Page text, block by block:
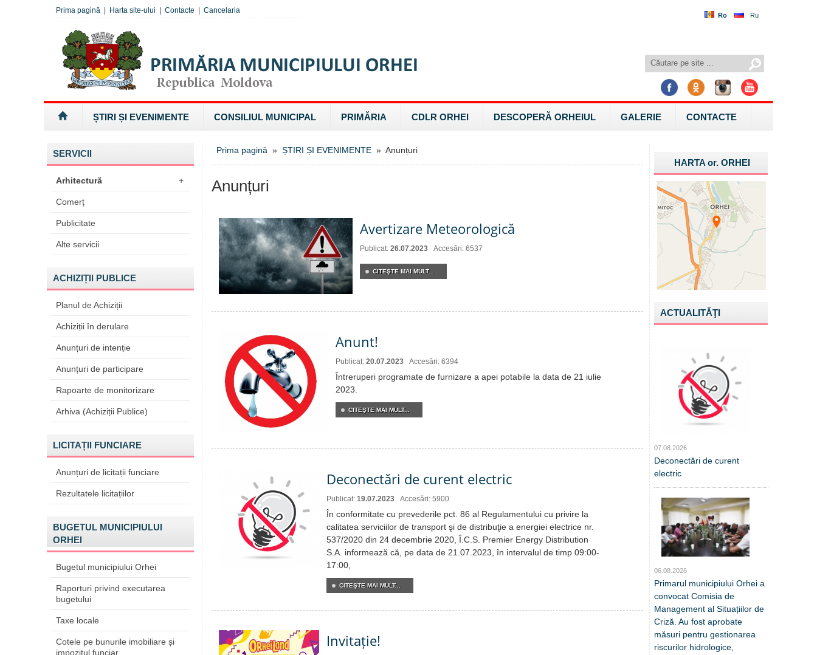
Ro Ru
Prima pagină Harta site-ului Contacte Cancelaria
ȘTIRI ȘI EVENIMENTE CONSILIUL MUNICIPAL PRIMĂRIA CDLR ORHEI DESCOPERĂ ORHEIUL GALERIE CONTACTE
SERVICII
Arhitectură +
Comerț
Publicitate
Alte servicii
ACHIZIȚII PUBLICE
Planul de Achiziții
Achiziții în derulare
Anunțuri de intenție
Anunțuri de participare
Rapoarte de monitorizare
Arhiva (Achiziții Publice)
LICITAȚII FUNCIARE
Anunțuri de licitații funciare
Rezultatele licitațiilor
BUGETUL MUNICIPIULUI
ORHEI
Bugetul municipiului Orhei
Raporturi privind executarea
bugetului
Taxe locale
Cotele pe bunurile imobiliare și
impozitul funciar
Prima pagină » ȘTIRI ȘI EVENIMENTE » Anunțuri
Anunțuri
Avertizare Meteorologică
Publicat: 26.07.2023 Accesări: 6537
CITEŞTE MAI MULT...
Anunt!
Publicat: 20.07.2023 Accesări: 6394
Întreruperi programate de furnizare a apei potabile la data de 21 iulie
2023.
CITEŞTE MAI MULT...
Deconectări de curent electric
Publicat: 19.07.2023 Accesări: 5900
În conformitate cu prevederile pct. 86 al Regulamentului cu privire la
calitatea serviciilor de transport şi de distribuţie a energiei electrice nr.
537/2020 din 24 decembrie 2020, Î.C.S. Premier Energy Distribution
S.A. informează că, pe data de 21.07.2023, în intervalul de timp 09:00-
17:00,
CITEŞTE MAI MULT...
Invitație!
HARTA or.ORHEI
ACTUALITĂŢI
07.08.2026
Deconectări de curent
electric
06.08.2026
Primarul municipiului Orhei a
convocat Comisia de
Management al Situațiilor de
Criză. Au fost aprobate
măsuri pentru gestionarea
riscurilor hidrologice,